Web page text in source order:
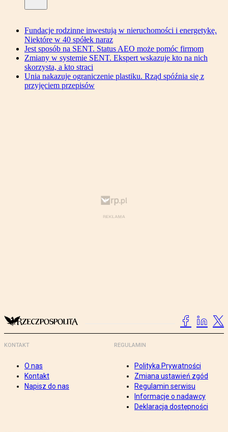
Fundacje rodzinne inwestują w nieruchomości i energetykę.
Niektóre w 40 spółek naraz
Jest sposób na SENT. Status AEO może pomóc firmom
Zmiany w systemie SENT. Ekspert wskazuje kto na nich
skorzysta, a kto straci
Unia nakazuje ograniczenie plastiku. Rząd spóźnia się z
przyjęciem przepisów
KONTAKT
O nas
Kontakt
Napisz do nas
REGULAMIN
Polityka Prywatności
Zmiana ustawień zgód
Regulamin serwisu
Informacje o nadawcy
Deklaracja dostępności